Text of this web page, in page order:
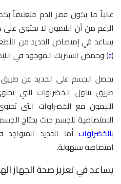
غالباً ما يكون فقر الدم متعلاقاً
الرغم من أن الليمون لا يحتوي على
يساعد في إمتصاص الحديد من
(
c) وحمض الستريك الموجود في
يحصل الجسم على الحديد عن طريق
طريق تناول الخضراوات التي
الليمون مع الخضراوات التي
الامتصاصية للجسم حيث يحتاج
بالخضراوات أما الحديد
امتصاصه بسهولة.
يساعد في تعزيز صحة الجهاز